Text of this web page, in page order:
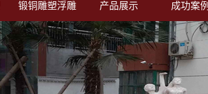
锻铜雕塑浮雕 产品展示 成功案例
工程案例
服务客户